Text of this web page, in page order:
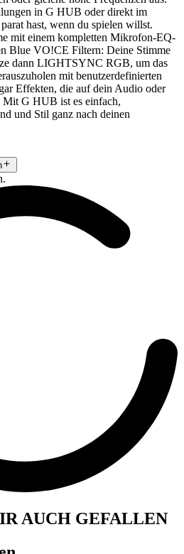
in G HUB oder direkt im
hast, wenn du spielen willst.
mit einem kompletten Mikrofon-EQ-
Blue VO!CE Filtern: Deine Stimme
dann LIGHTSYNC RGB, um das
mit benutzerdefinierten
Effekten, die auf dein Audio oder
Mit G HUB ist es einfach,
und Stil ganz nach deinen
AUCH GEFALLEN